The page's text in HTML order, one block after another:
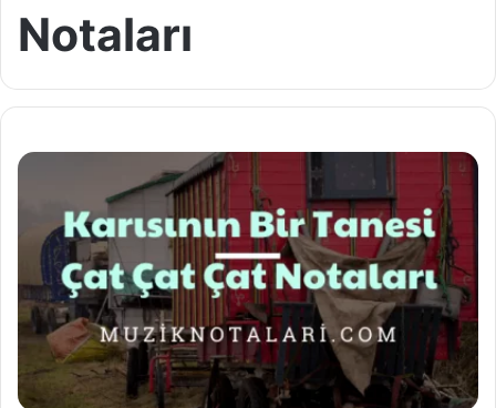
Notaları